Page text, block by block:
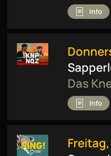
Info
Das
Info